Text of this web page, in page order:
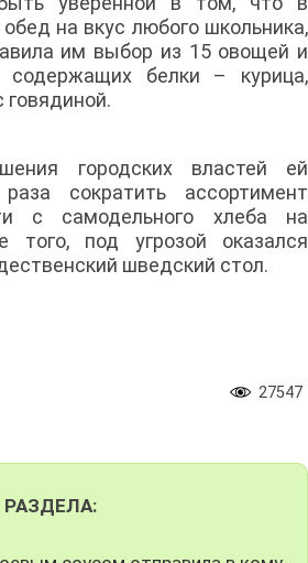
на вкус любого школьника,
им выбор из 15 овощей и
содержащих белки – курица,
говядиной.
городских властей ей
сократить ассортимент
с самодельного хлеба на
того, под угрозой оказался
шведский стол.
27547